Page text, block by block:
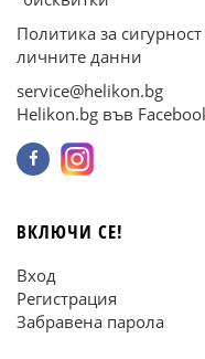
Политика за
личните данни
service@helikon.bg
Helikon.bg във
ВКЛЮЧИ СЕ!
Вход
Регистрация
Забравена парола